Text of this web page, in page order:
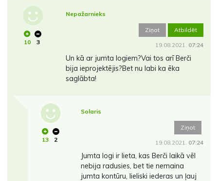
10 3
Nepažarnieks
Ziņot Atbildēt
19.08.2021. 07:24
Un kā ar jumta logiem?Vai tos arī Berči
bija ieprojektējis?Bet nu labi ka ēka
saglābta!
13 2
Solaris
Ziņot
19.08.2021. 07:24
Jumta logi ir lieta, kas Berči laikā vēl
nebija radusies, bet tie nemaina
jumta kontūru, lieliski iederas un ļauj